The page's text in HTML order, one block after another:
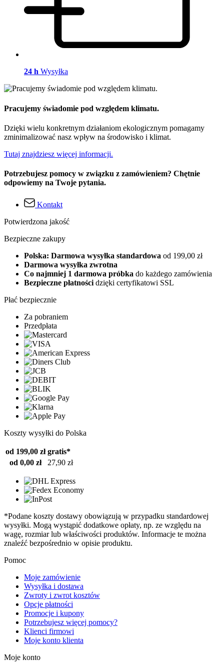
24 h Wysyłka
Pracujemy świadomie pod względem klimatu.
Dzięki wielu konkretnym działaniom ekologicznym pomagamy
zminimalizować nasz wpływ na środowisko i klimat.
Tutaj znajdziesz więcej informacji.
Potrzebujesz pomocy w związku z zamówieniem? Chętnie
odpowiemy na Twoje pytania.
Kontakt
Potwierdzona jakość
Bezpieczne zakupy
Polska: Darmowa wysyłka standardowa od 199,00 zł
Darmowa wysyłka zwrotna
Co najmniej 1 darmowa próbka do każdego zamówienia
Bezpieczne płatności dzięki certyfikatowi SSL
Płać bezpiecznie
Za pobraniem
Przedpłata
Koszty wysyłki do Polska
od 199,00 zł gratis*
od 0,00 zł
27,90 zł
*Podane koszty dostawy obowiązują w przypadku standardowej
wysyłki. Mogą wystąpić dodatkowe opłaty, np. ze względu na
wagę, rozmiar lub właściwości produktów. Informacje te można
znaleźć bezpośrednio w opisie produktu.
Pomoc
Moje zamówienie
Wysyłka i dostawa
Zwroty i zwrot kosztów
Opcje płatności
Promocje i kupony
Potrzebujesz więcej pomocy?
Klienci firmowi
Moje konto klienta
Moje konto